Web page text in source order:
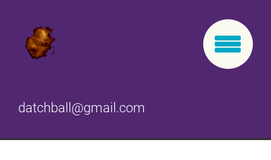
datchball@gmail.com